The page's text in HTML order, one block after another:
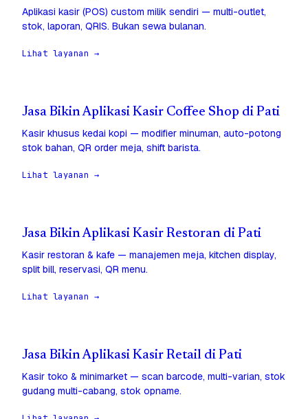
Aplikasi kasir (POS) custom milik sendiri — multi-outlet,
stok, laporan, QRIS. Bukan sewa bulanan.
Lihat layanan →
Jasa Bikin Aplikasi Kasir Coffee Shop di Pati
Kasir khusus kedai kopi — modifier minuman, auto-potong
stok bahan, QR order meja, shift barista.
Lihat layanan →
Jasa Bikin Aplikasi Kasir Restoran di Pati
Kasir restoran & kafe — manajemen meja, kitchen display,
split bill, reservasi, QR menu.
Lihat layanan →
Jasa Bikin Aplikasi Kasir Retail di Pati
Kasir toko & minimarket — scan barcode, multi-varian, stok
gudang multi-cabang, stok opname.